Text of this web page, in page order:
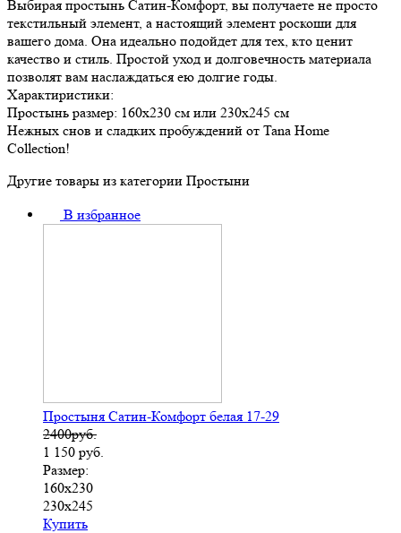
Выбирая простынь Сатин-Комфорт, вы получаете не просто
текстильный элемент, а настоящий элемент роскоши для
вашего дома. Она идеально подойдет для тех, кто ценит
качество и стиль. Простой уход и долговечность материала
позволят вам наслаждаться ею долгие годы.
Характиристики:
Простынь размер: 160х230 см или 230х245 см
Нежных снов и сладких пробуждений от Tana Home
Collection!
Другие товары из категории Простыни
В избранное
Простыня Сатин-Комфорт белая 17-29
2400руб.
1 150 руб.
Размер:
160х230
230х245
Купить